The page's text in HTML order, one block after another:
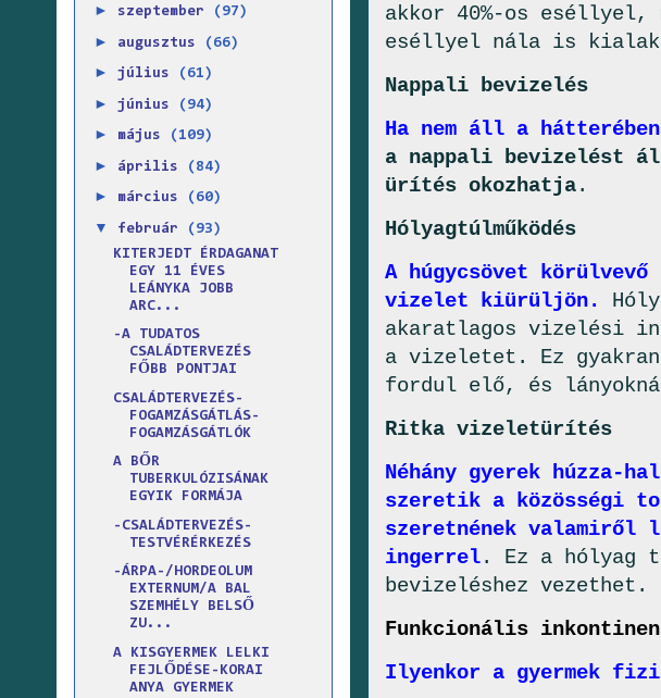
akkor 40%-os eséllyel,
eséllyel nála is
Nappali bevizelés
Ha nem áll a
a nappali bevizelést
ürítés okozhatja.
Hólyagtúlműködés
A húgycsövet
vizelet kiürüljön.
akaratlagos vizelési
a vizeletet. Ez gyakran
fordul elő, és
Ritka vizeletürítés
Néhány gyerek húzza-
szeretik a közösségi
szeretnének valamiről
ingerrel. Ez a hólyag
bevizeléshez
Funkcionális
Ilyenkor a gyermek
► szeptember (97)
► augusztus (66)
► július (61)
► június (94)
► május (109)
► április (84)
► március (60)
▼ február
(93)
KITERJEDT ÉRDAGANAT
EGY 11 ÉVES
LEÁNYKA JOBB
ARC...
-A TUDATOS
CSALÁDTERVEZÉS
FŐBB PONTJAI
CSALÁDTERVEZÉS-
FOGAMZÁSGÁTLÁS-
FOGAMZÁSGÁTLÓK
A BŐR
TUBERKULÓZISÁNAK
EGYIK FORMÁJA
-CSALÁDTERVEZÉS-
TESTVÉRÉRKEZÉS
-ÁRPA-/HORDEOLUM
EXTERNUM/A BAL
SZEMHÉLY BELSŐ
ZU...
A KISGYERMEK LELKI
FEJLŐDÉSE-KORAI
ANYA GYERMEK